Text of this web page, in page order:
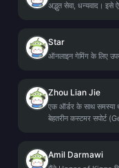
अद्भुत सेवा, धन्यवाद। इसे
Star
ऑनलाइन गेमिंग के लिए
Zhou Lian Jie
एक ऑर्डर के साथ समस्या
बेहतरीन कस्टमर सपोर्ट
Amil Darmawi